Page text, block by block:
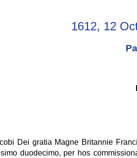
1612, 12
Dei gratia Magne Britannie
duodecimo, per hos